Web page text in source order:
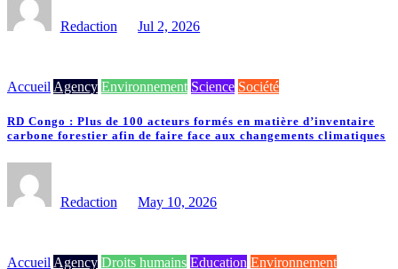
Redaction Jul 2, 2026
Accueil Agency Environnement Science Société
RD Congo : Plus de 100 acteurs formés en matière d’inventaire
carbone forestier afin de faire face aux changements climatiques
Redaction May 10, 2026
Accueil Agency Droits humains Education Environnement